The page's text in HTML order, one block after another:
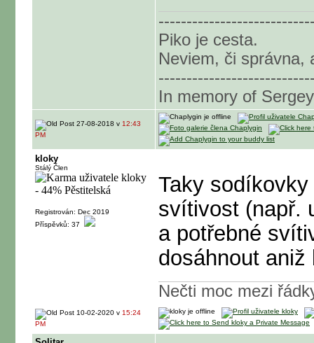
Piko je cesta.
Neviem, či správna,
In memory of
27-08-2018 v 12:43
PM
kloky
Stálý Člen
Registrován: Dec 2019
Příspěvků: 37
Taky
svítivost (např.
a potřebné
dosáhnout
Nečti moc mezi
10-02-2020 v 15:24
PM